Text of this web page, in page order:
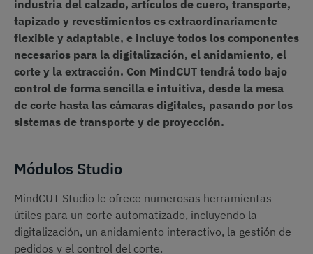
industria del calzado, artículos de cuero, transporte,
tapizado y revestimientos es extraordinariamente
flexible y adaptable, e incluye todos los componentes
necesarios para la digitalización, el anidamiento, el
corte y la extracción. Con MindCUT tendrá todo bajo
control de forma sencilla e intuitiva, desde la mesa
de corte hasta las cámaras digitales, pasando por los
sistemas de transporte y de proyección.
Módulos Studio
MindCUT Studio le ofrece numerosas herramientas
útiles para un corte automatizado, incluyendo la
digitalización, un anidamiento interactivo, la gestión de
pedidos y el control del corte.